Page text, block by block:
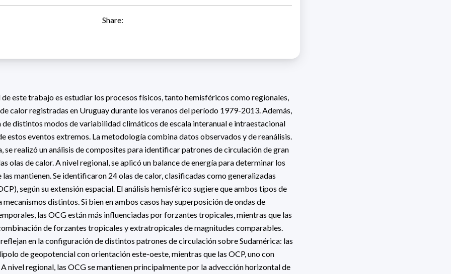
Share:
este trabajo es estudiar los procesos físicos, tanto hemisféricos como regionales,
calor registradas en Uruguay durante los veranos del período 1979-2013. Además,
de distintos modos de variabilidad climáticos de escala interanual e intraestacional
estos eventos extremos. La metodología combina datos observados y de reanálisis.
se realizó un análisis de composites para identificar patrones de circulación de gran
olas de calor. A nivel regional, se aplicó un balance de energía para determinar los
mantienen. Se identificaron 24 olas de calor, clasificadas como generalizadas
según su extensión espacial. El análisis hemisférico sugiere que ambos tipos de
mecanismos distintos. Si bien en ambos casos hay superposición de ondas de
las OCG están más influenciadas por forzantes tropicales, mientras que las
de forzantes tropicales y extratropicales de magnitudes comparables.
en la configuración de distintos patrones de circulación sobre Sudamérica: las
de geopotencial con orientación este-oeste, mientras que las OCP, uno con
nivel regional, las OCG se mantienen principalmente por la advección horizontal de